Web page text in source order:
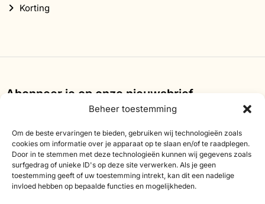
Beheer toestemming
Om de beste ervaringen te bieden, gebruiken wij technologieën zoals
cookies om informatie over je apparaat op te slaan en/of te raadplegen.
Door in te stemmen met deze technologieën kunnen wij gegevens zoals
surfgedrag of unieke ID's op deze site verwerken. Als je geen
toestemming geeft of uw toestemming intrekt, kan dit een nadelige
invloed hebben op bepaalde functies en mogelijkheden.
Korting
Abonneer je op onze nieuwsbrief
Schrijf je in voor onze nieuwsbrief en ontvang 10%
korting op je eerste bestelling.
E-
mailadres